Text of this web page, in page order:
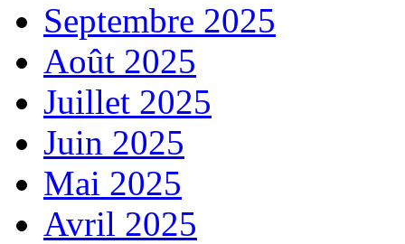
Septembre 2025
Août 2025
Juillet 2025
Juin 2025
Mai 2025
Avril 2025